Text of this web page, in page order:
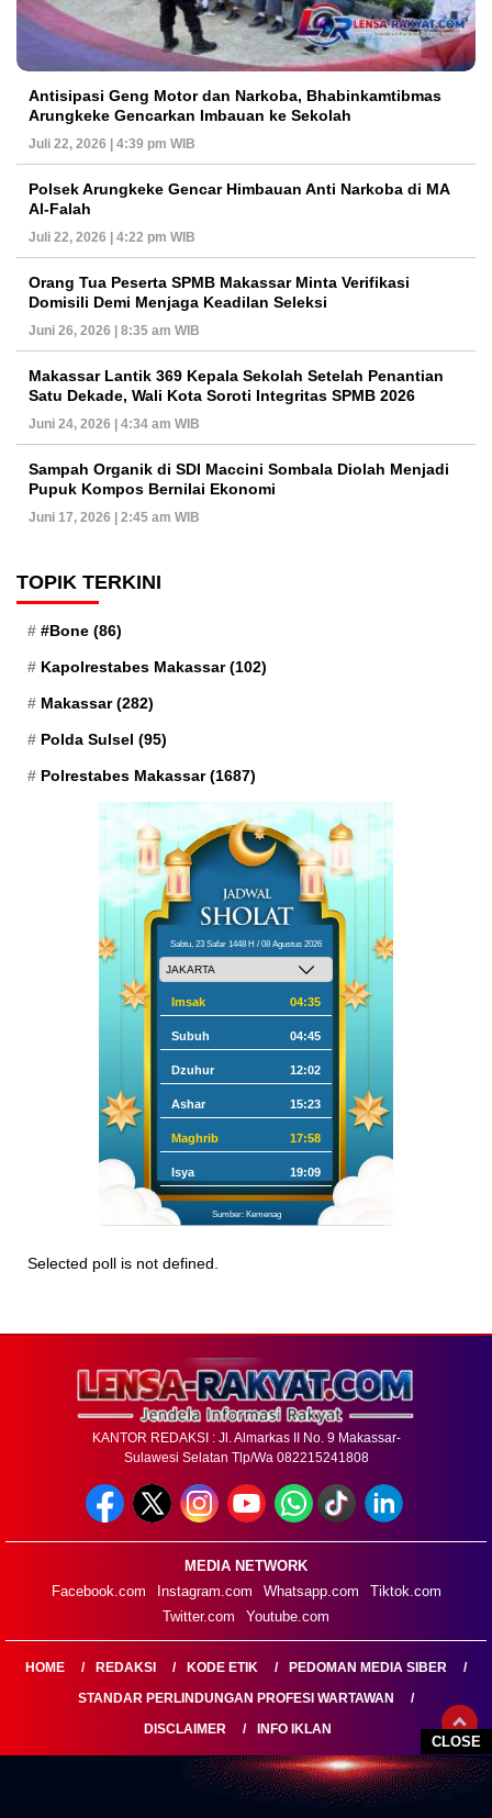
CLOSE
Antisipasi Geng Motor dan Narkoba, Bhabinkamtibmas
Arungkeke Gencarkan Imbauan ke Sekolah
Juli 22, 2026 | 4:39 pm WIB
Polsek Arungkeke Gencar Himbauan Anti Narkoba di MA
Al-Falah
Juli 22, 2026 | 4:22 pm WIB
Orang Tua Peserta SPMB Makassar Minta Verifikasi
Domisili Demi Menjaga Keadilan Seleksi
Juni 26, 2026 | 8:35 am WIB
Makassar Lantik 369 Kepala Sekolah Setelah Penantian
Satu Dekade, Wali Kota Soroti Integritas SPMB 2026
Juni 24, 2026 | 4:34 am WIB
Sampah Organik di SDI Maccini Sombala Diolah Menjadi
Pupuk Kompos Bernilai Ekonomi
Juni 17, 2026 | 2:45 am WIB
TOPIK TERKINI
#Bone (86)
Kapolrestabes Makassar(102)
Makassar(282)
Polda Sulsel (95)
Polrestabes Makassar(1687)
Sabtu, 23 Safar 1448 H / 08 Agustus 2026
Imsak 04:35
Subuh 04:45
Dzuhur 12:02
Ashar 15:23
Maghrib 17:58
Isya 19:09
Sumber: Kemenag
Selected poll is not defined.
KANTOR REDAKSI : Jl. Almarkas II No. 9 Makassar-
Sulawesi Selatan Tlp/Wa 082215241808
MEDIA NETWORK
Facebook.com
Instagram.com Whatsapp.com
Tiktok.com
Twitter.com
Youtube.com
HOME REDAKSI KODE ETIK
PEDOMAN MEDIA SIBER
STANDAR PERLINDUNGAN PROFESI WARTAWAN
DISCLAIMER
INFO IKLAN
LENSARAKYAT.COM@2026